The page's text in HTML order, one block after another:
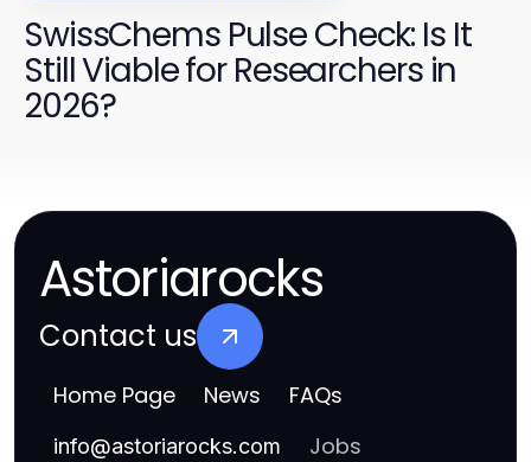
SwissChems Pulse Check: Is It
Still Viable for Researchers in
2026?
Astoriarocks
Contact us
Home Page News FAQs
info@astoriarocks.com Jobs